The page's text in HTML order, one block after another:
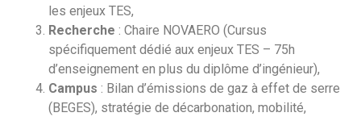
les enjeux TES,
Recherche : Chaire NOVAERO (Cursus
spécifiquement dédié aux enjeux TES – 75h
d’enseignement en plus du diplôme d’ingénieur),
Campus : Bilan d’émissions de gaz à effet de serre
(BEGES), stratégie de décarbonation, mobilité,